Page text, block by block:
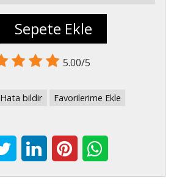
Sepete Ekle
5.00/5
Hata bildir Favorilerime Ekle